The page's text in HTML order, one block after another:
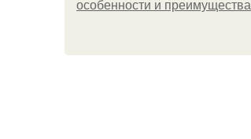
особенности и преимущества